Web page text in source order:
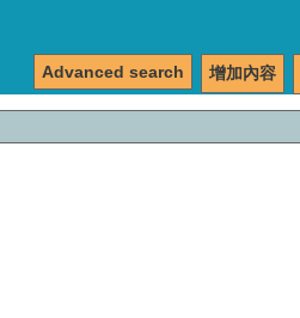
增加內容
Advanced search